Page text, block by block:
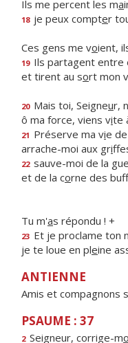
Ils me percent les ma
18 je peux compter
Ces gens me voient,
19 Ils partagent entre
et tirent au sort mon
20 Mais toi, Seigneur,
ô ma force, viens vite
21 Préserve ma vie
arrache-moi aux gri
22 sauve-moi de la gue
et de la corne des
Tu m'as répondu ! +
23 Et je proclame ton n
je te loue en pleine
ANTIENNE
Amis et compagnons
PSAUME : 37
2 Seigneur, corrige-mo